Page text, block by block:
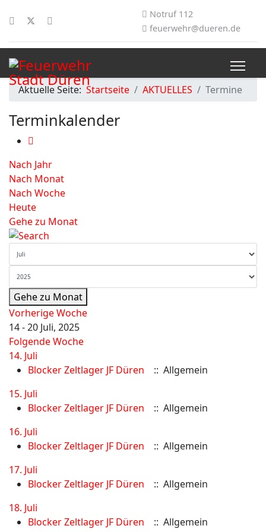
Notruf 112
feuerwehr@dueren.de
Aktuelle Seite: Startseite AKTUELLES Termine
Terminkalender
Nach Jahr
Nach Monat
Nach Woche
Heute
Gehe zu Monat
Gehe zu Monat
Vorherige Woche
14 - 20 Juli, 2025
Folgende Woche
14. Juli
Blocker Zeltlager JF Düren
:: Allgemein
15. Juli
Blocker Zeltlager JF Düren
:: Allgemein
16. Juli
Blocker Zeltlager JF Düren
:: Allgemein
17. Juli
Blocker Zeltlager JF Düren
:: Allgemein
18. Juli
Blocker Zeltlager JF Düren
:: Allgemein